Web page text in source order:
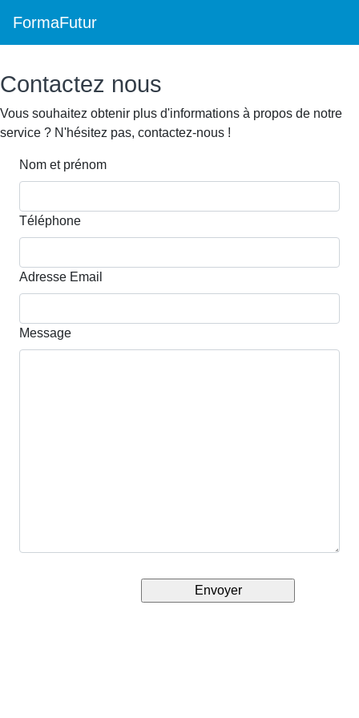
FormaFutur
Contactez nous
Vous souhaitez obtenir plus d'informations à propos de notre
service ? N'hésitez pas, contactez-nous !
Nom et prénom
Téléphone
Adresse Email
Message